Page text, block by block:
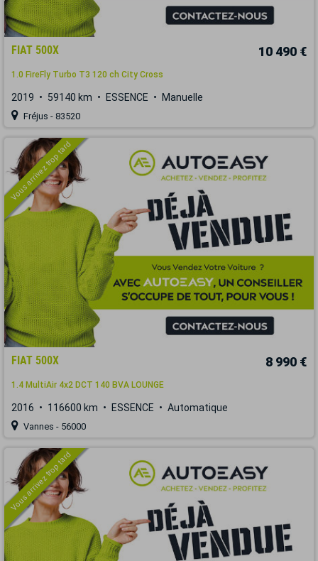
FIAT 500X 10 490 €
1.0 FireFly Turbo T3 120 ch City Cross
2019 59140 km ESSENCE Manuelle
Fréjus - 83520
Vous arrivez trop tard
FIAT 500X 8 990 €
1.4 MultiAir 4x2 DCT 140 BVA LOUNGE
2016 116600 km ESSENCE Automatique
Vannes - 56000
Vous arrivez trop tard